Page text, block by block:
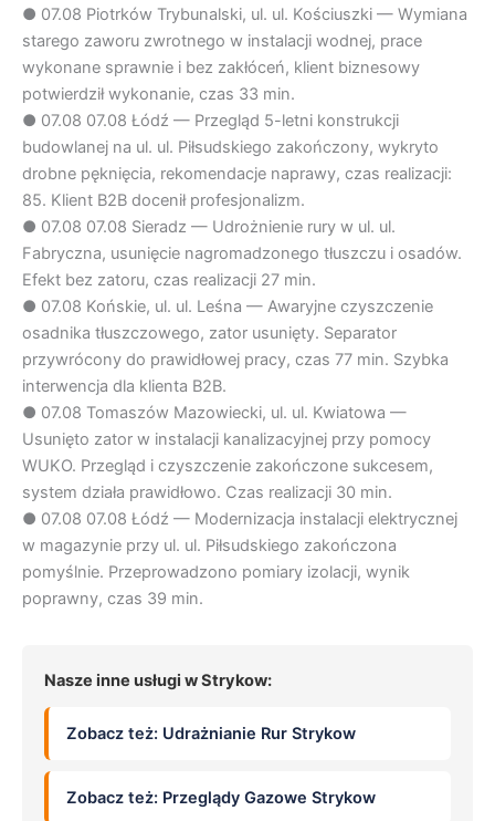
● 07.08 Piotrków Trybunalski, ul. ul. Kościuszki — Wymiana
starego zaworu zwrotnego w instalacji wodnej, prace
wykonane sprawnie i bez zakłóceń, klient biznesowy
potwierdził wykonanie, czas 33 min.
● 07.08 07.08 Łódź — Przegląd 5-letni konstrukcji
budowlanej na ul. ul. Piłsudskiego zakończony, wykryto
drobne pęknięcia, rekomendacje naprawy, czas realizacji:
85. Klient B2B docenił profesjonalizm.
● 07.08 07.08 Sieradz — Udrożnienie rury w ul. ul.
Fabryczna, usunięcie nagromadzonego tłuszczu i osadów.
Efekt bez zatoru, czas realizacji 27 min.
● 07.08 Końskie, ul. ul. Leśna — Awaryjne czyszczenie
osadnika tłuszczowego, zator usunięty. Separator
przywrócony do prawidłowej pracy, czas 77 min. Szybka
interwencja dla klienta B2B.
● 07.08 Tomaszów Mazowiecki, ul. ul. Kwiatowa —
Usunięto zator w instalacji kanalizacyjnej przy pomocy
WUKO. Przegląd i czyszczenie zakończone sukcesem,
system działa prawidłowo. Czas realizacji 30 min.
● 07.08 07.08 Łódź — Modernizacja instalacji elektrycznej
w magazynie przy ul. ul. Piłsudskiego zakończona
pomyślnie. Przeprowadzono pomiary izolacji, wynik
poprawny, czas 39 min.
Nasze inne usługi w Strykow:
Zobacz też: Udrażnianie Rur Strykow
Zobacz też: Przeglądy Gazowe Strykow